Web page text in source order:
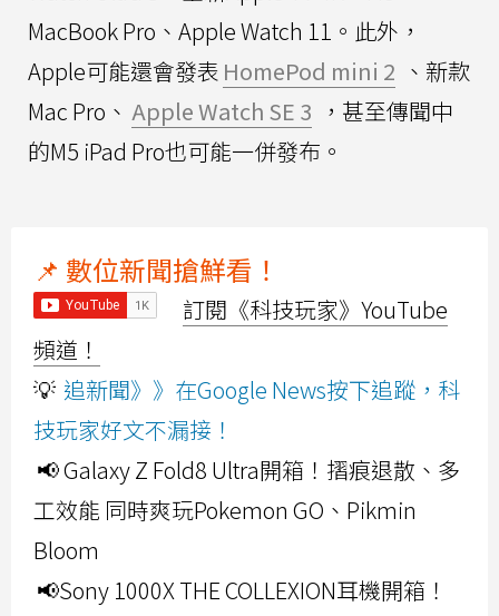
MacBook Pro、Apple Watch 11。此外，
Apple可能還會發表 HomePod mini 2 、新款
Mac Pro、 Apple Watch SE 3 ，甚至傳聞中
的M5 iPad Pro也可能一併發布。
📌 數位新聞搶鮮看！
訂閱《科技玩家》YouTube
頻道！
💡 追新聞》》在Google News按下追蹤，科
技玩家好文不漏接！
📢 Galaxy Z Fold8 Ultra開箱！摺痕退散、多
工效能 同時爽玩Pokemon GO、Pikmin
Bloom
📢Sony 1000X THE COLLEXION耳機開箱！